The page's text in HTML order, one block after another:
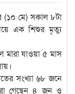
(১০ মে) সকাল ৮টা
এক শিশুর মৃত্যু
যাওয়া ৫ মাস
সংখ্যা ৬৮ জনে
গেছেন ৪ জন ও